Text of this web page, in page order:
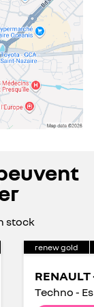
stock
renew gold
RENAULT